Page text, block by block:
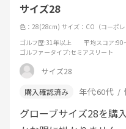
サイズ28
色：28(28cm) サイズ：CO（コーポレ
ゴルフ歴:31年以上 平均スコア:90
ゴルファータイプ:セミアスリート
サイズ28
年代:60代
グローブサイズ28を購